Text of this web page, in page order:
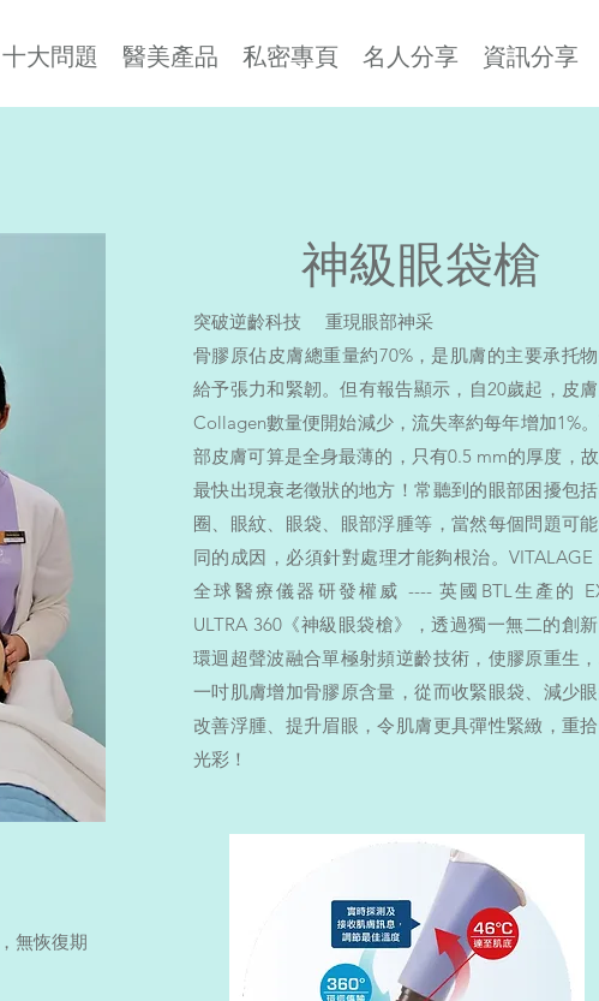
十大問題 醫美產品 私密專頁 名人分享 資訊分享
神級眼袋槍
突破逆齡科技 重現眼部神采
骨膠原佔皮膚總重量約70%，是肌膚的主要承托物
給予張力和緊韌。但有報告顯示，自20歲起，皮
Collagen數量便開始減少，流失率約每年增加1%
部皮膚可算是全身最薄的，只有0.5 mm的厚度，
最快出現衰老徵狀的地方！常聽到的眼部困擾包
圈、眼紋、眼袋、眼部浮腫等，當然每個問題可
同的成因，必須針對處理才能夠根治。VITALAGE
全球醫療儀器研發權威 ---- 英國BTL生產的
ULTRA 360《神級眼袋槍》，透過獨一無二的創新
環迴超聲波融合單極射頻逆齡技術，使膠原重生
一吋肌膚增加骨膠原含量，從而收緊眼袋、減少眼
改善浮腫、提升眉眼，令肌膚更具彈性緊緻，重
光彩！
無恢復期